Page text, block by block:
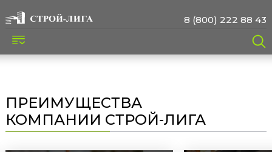
8 (800) 222 88 43
ПРЕИМУЩЕСТВА
КОМПАНИИ СТРОЙ-ЛИГА